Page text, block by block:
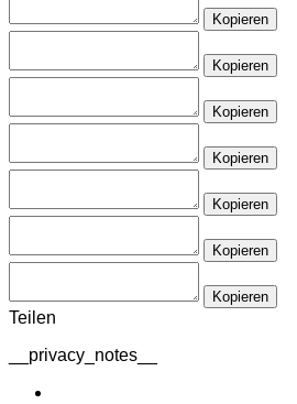
Kopieren
Kopieren
Kopieren
Kopieren
Kopieren
Kopieren
Kopieren
Teilen
__privacy_notes__